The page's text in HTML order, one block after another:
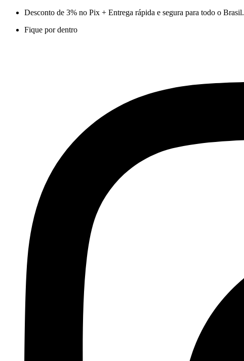
Desconto de 3% no Pix + Entrega rápida e segura para todo o Brasil.
Fique por dentro